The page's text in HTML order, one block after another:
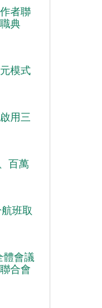
者聯
典
模式
用三
百萬
班取
體會議
合會